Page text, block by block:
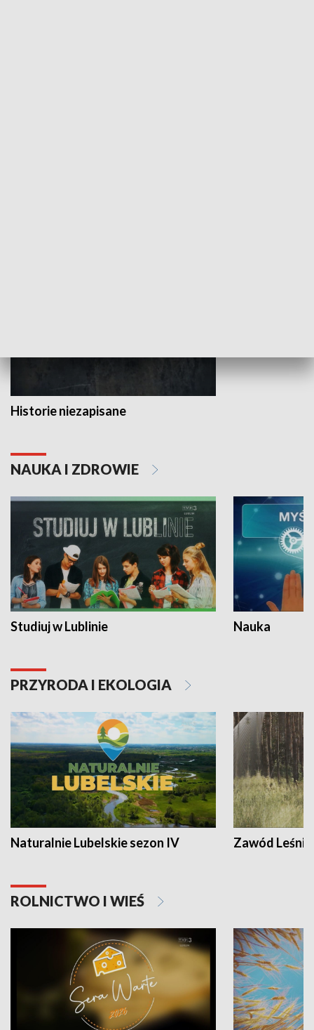
Historie niezapisane
NAUKA I ZDROWIE
Studiuj w Lublinie Nauka
PRZYRODA I EKOLOGIA
Naturalnie Lubelskie sezon IV Zawód Leśnik
ROLNICTWO I WIEŚ